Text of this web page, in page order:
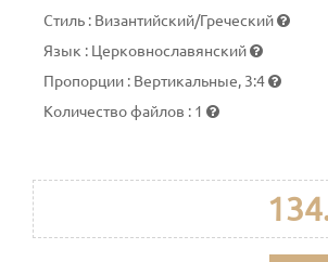
Стиль : Византийский/Греческий
Язык : Церковнославянский
Пропорции : Вертикальные, 3:4
Количество файлов : 1